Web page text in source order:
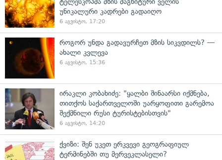
უნიკალური კადრები გადაიღო
6 აგვისტო, 17:20
როგორ უნდა გადავურჩეთ მზის სიკვდილს? —
ახალი კვლევა
6 აგვისტო, 15:36
ირაკლი კობახიძე: "ყალბი შინაარსი იქმნება,
თითქოს საქართველოში უარყოფითი გარემოა
შექმნილი რუსი ტურისტებისთვის"
6 აგვისტო, 14:20
ქვიზი: შენ უკეთ ერკვევი გეოგრაფიულ
ტერმინებში თუ მერვეკლასელი?